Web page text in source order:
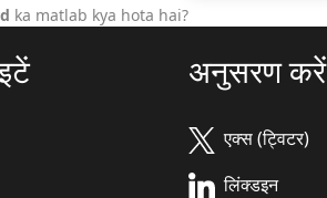
ka matlab kya hota hai?
अनुसरण करें
एक्स (ट्विटर)
लिंक्डइन